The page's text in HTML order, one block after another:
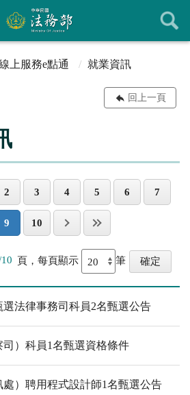
上服務e點通 就業資訊
回上一頁
2 3 4 5 6 7
9 10
頁，每頁顯示 筆
法律事務司科員2名甄選公告
）科員1名甄選資格條件
）聘用程式設計師1名甄選公告